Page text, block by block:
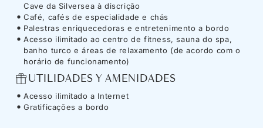
Cave da Silversea à discrição
Café, cafés de especialidade e chás
Palestras enriquecedoras e entretenimento a bordo
Acesso ilimitado ao centro de fitness, sauna do spa,
banho turco e áreas de relaxamento (de acordo com o
horário de funcionamento)
UTILIDADES Y AMENIDADES
Acesso ilimitado a Internet
Gratificações a bordo